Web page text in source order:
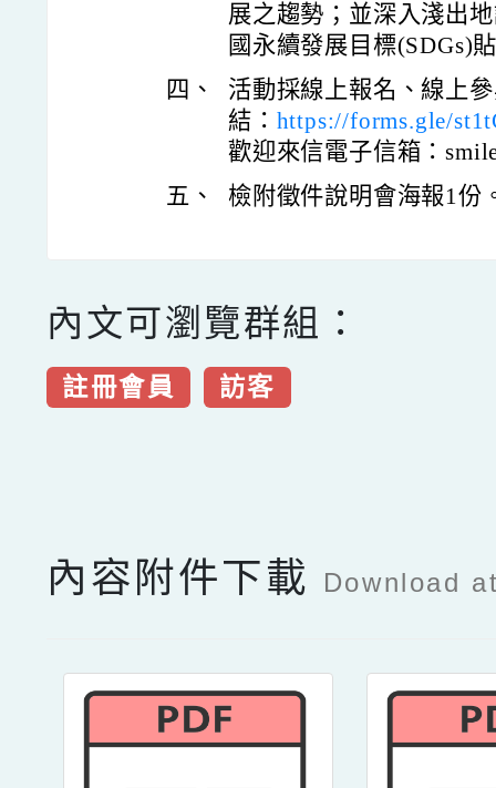
展之趨勢；並深入淺出
國永續發展目標(SDGs)
四、
活動採線上報名、線上
結： https://forms.gle/
歡迎來信電子信箱：
五、
檢附徵件說明會海報1份
內文可瀏覽群組：
註冊會員 訪客
內容附件下載 Download